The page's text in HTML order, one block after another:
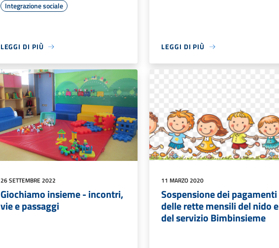
Integrazione sociale
LEGGI DI PIÙ LEGGI DI PIÙ
26 SETTEMBRE 2022
Giochiamo insieme - incontri,
vie e passaggi
11 MARZO 2020
Sospensione dei pagamenti
delle rette mensili del nido e
del servizio Bimbinsieme